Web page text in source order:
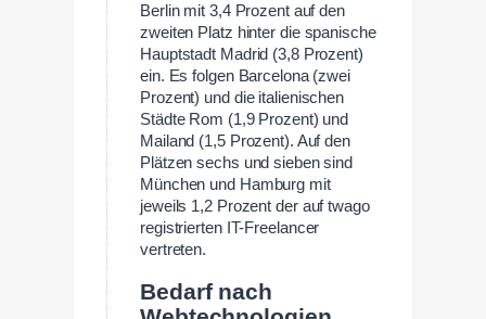
Berlin mit 3,4 Prozent auf den
zweiten Platz hinter die spanische
Hauptstadt Madrid (3,8 Prozent)
ein. Es folgen Barcelona (zwei
Prozent) und die italienischen
Städte Rom (1,9 Prozent) und
Mailand (1,5 Prozent). Auf den
Plätzen sechs und sieben sind
München und Hamburg mit
jeweils 1,2 Prozent der auf twago
registrierten IT-Freelancer
vertreten.
Bedarf nach